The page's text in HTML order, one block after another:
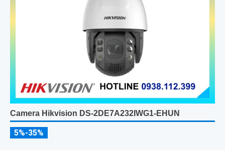
Camera Hikvision DS-2DE7A232IWG1-EHUN
5%-35%